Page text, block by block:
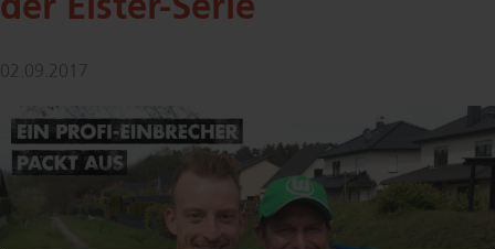
der Elster-Serie
02.09.2017